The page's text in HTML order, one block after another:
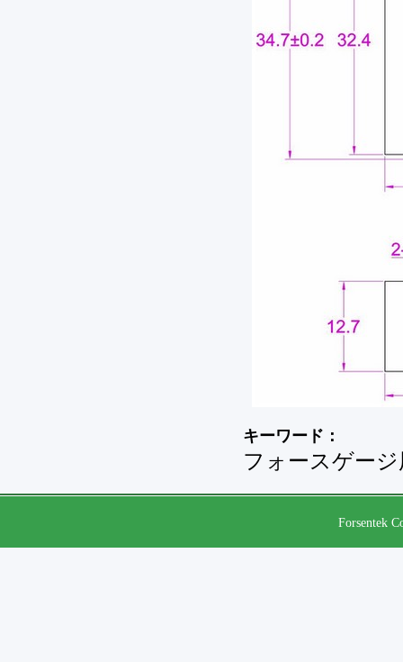
キーワード：
フォースゲー
Forsentek